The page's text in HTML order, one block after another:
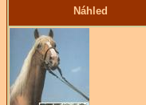
Náhled